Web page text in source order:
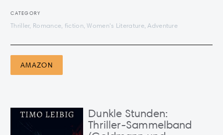
CATEGORY
Thriller, Romance, fiction, Women's Literature, Adventure
AMAZON
Dunkle Stunden:
Thriller-Sammelband